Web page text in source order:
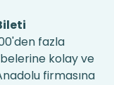
fazla
kolay ve
firmasına